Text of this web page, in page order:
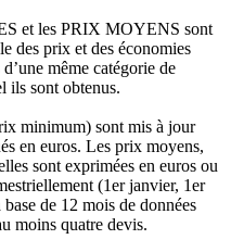
et les PRIX MOYENS sont
des prix et des économies
même catégorie de
ils sont obtenus.
minimum) sont mis à jour
en euros. Les prix moyens,
sont exprimées en euros ou
(1er janvier, 1er
de 12 mois de données
moins quatre devis.